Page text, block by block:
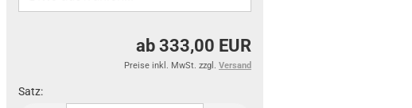
ab 333,00 EUR
Preise inkl. MwSt. zzgl. Versand
Satz: